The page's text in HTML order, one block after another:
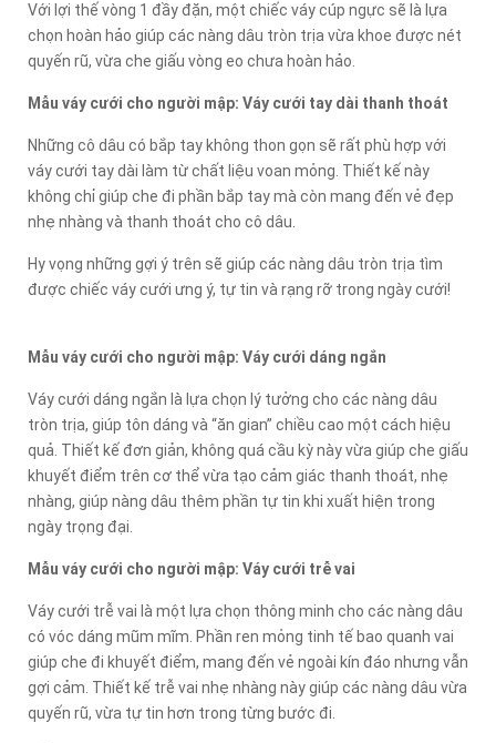
Với lợi thế vòng 1 đầy đặn, một chiếc váy cúp ngực sẽ là lựa
chọn hoàn hảo giúp các nàng dâu tròn trịa vừa khoe được nét
quyến rũ, vừa che giấu vòng eo chưa hoàn hảo.
Mẫu váy cưới cho người mập: Váy cưới tay dài thanh thoát
Những cô dâu có bắp tay không thon gọn sẽ rất phù hợp với
váy cưới tay dài làm từ chất liệu voan mỏng. Thiết kế này
không chỉ giúp che đi phần bắp tay mà còn mang đến vẻ đẹp
nhẹ nhàng và thanh thoát cho cô dâu.
Hy vọng những gợi ý trên sẽ giúp các nàng dâu tròn trịa tìm
được chiếc váy cưới ưng ý, tự tin và rạng rỡ trong ngày cưới!
Mẫu váy cưới cho người mập: Váy cưới dáng ngắn
Váy cưới dáng ngắn là lựa chọn lý tưởng cho các nàng dâu
tròn trịa, giúp tôn dáng và “ăn gian” chiều cao một cách hiệu
quả. Thiết kế đơn giản, không quá cầu kỳ này vừa giúp che giấu
khuyết điểm trên cơ thể vừa tạo cảm giác thanh thoát, nhẹ
nhàng, giúp nàng dâu thêm phần tự tin khi xuất hiện trong
ngày trọng đại.
Mẫu váy cưới cho người mập: Váy cưới trễ vai
Váy cưới trễ vai là một lựa chọn thông minh cho các nàng dâu
có vóc dáng mũm mĩm. Phần ren mỏng tinh tế bao quanh vai
giúp che đi khuyết điểm, mang đến vẻ ngoài kín đáo nhưng vẫn
gợi cảm. Thiết kế trễ vai nhẹ nhàng này giúp các nàng dâu vừa
quyến rũ, vừa tự tin hơn trong từng bước đi.